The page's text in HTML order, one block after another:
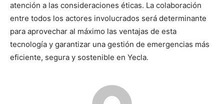
atención a las consideraciones éticas. La colaboración
entre todos los actores involucrados será determinante
para aprovechar al máximo las ventajas de esta
tecnología y garantizar una gestión de emergencias más
eficiente, segura y sostenible en Yecla.